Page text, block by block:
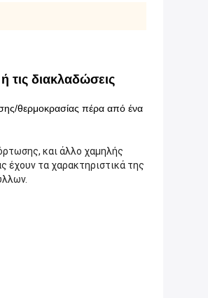
τις διακλαδώσεις
θερμοκρασίας πέρα από ένα
και άλλο χαμηλής
έχουν τα χαρακτηριστικά της